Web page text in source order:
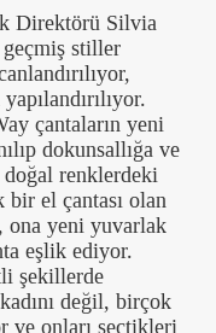
Direktörü Silvia
stiller
çantaların yeni
dokunsallığa ve
doğal renklerdeki
el çantası olan
ona yeni yuvarlak
eşlik ediyor.
şekillerde
değil, birçok
ve onları seçtikleri